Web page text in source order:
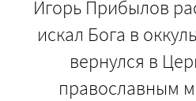
Игорь Прибылов
искал Бога в
вернулся в
православным